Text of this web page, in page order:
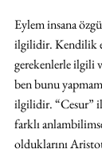
Eylem insana
ilgilidir. Kendilik
gerekenlerle ilgili
ben bunu
ilgilidir. “Cesur”
farklı
olduklarını